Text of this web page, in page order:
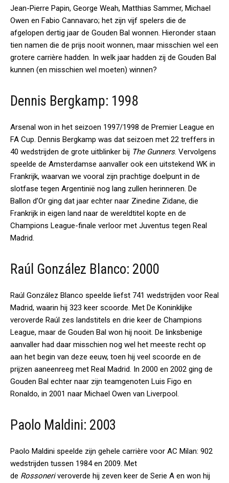
Jean-Pierre Papin, George Weah, Matthias Sammer, Michael
Owen en Fabio Cannavaro; het zijn vijf spelers die de
afgelopen dertig jaar de Gouden Bal wonnen. Hieronder staan
tien namen die de prijs nooit wonnen, maar misschien wel een
grotere carrière hadden. In welk jaar hadden zij de Gouden Bal
kunnen (en misschien wel moeten) winnen?
Dennis Bergkamp: 1998
Arsenal won in het seizoen 1997/1998 de Premier League en
FA Cup. Dennis Bergkamp was dat seizoen met 22 treffers in
40 wedstrijden de grote uitblinker bij The Gunners. Vervolgens
speelde de Amsterdamse aanvaller ook een uitstekend WK in
Frankrijk, waarvan we vooral zijn prachtige doelpunt in de
slotfase tegen Argentinië nog lang zullen herinneren. De
Ballon d’Or ging dat jaar echter naar Zinedine Zidane, die
Frankrijk in eigen land naar de wereldtitel kopte en de
Champions League-finale verloor met Juventus tegen Real
Madrid.
Raúl González Blanco: 2000
Raúl González Blanco speelde liefst 741 wedstrijden voor Real
Madrid, waarin hij 323 keer scoorde. Met De Koninklijke
veroverde Raúl zes landstitels en drie keer de Champions
League, maar de Gouden Bal won hij nooit. De linksbenige
aanvaller had daar misschien nog wel het meeste recht op
aan het begin van deze eeuw, toen hij veel scoorde en de
prijzen aaneenreeg met Real Madrid. In 2000 en 2002 ging de
Gouden Bal echter naar zijn teamgenoten Luis Figo en
Ronaldo, in 2001 naar Michael Owen van Liverpool.
Paolo Maldini: 2003
Paolo Maldini speelde zijn gehele carrière voor AC Milan: 902
wedstrijden tussen 1984 en 2009. Met
de Rossoneriveroverde hij zeven keer de Serie A en won hij